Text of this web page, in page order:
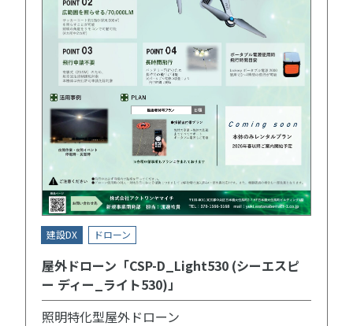
建設DX ドローン
屋外ドローン「CSP-D_Light530 (シーエスピ
ー ディー_ライト530)」
照明特化型屋外ドローン